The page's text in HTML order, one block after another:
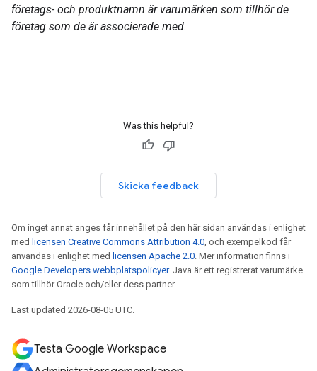
företags- och produktnamn är varumärken som tillhör de
företag som de är associerade med.
Was this helpful?
Skicka feedback
Om inget annat anges får innehållet på den här sidan användas i enlighet
med licensen Creative Commons Attribution 4.0 , och exempelkod får
användas i enlighet med licensen Apache 2.0 . Mer information finns i
Google Developers webbplatspolicyer. Java är ett registrerat varumärke
som tillhör Oracle och/eller dess partner.
Last updated 2026-08-05 UTC.
Testa Google Workspace